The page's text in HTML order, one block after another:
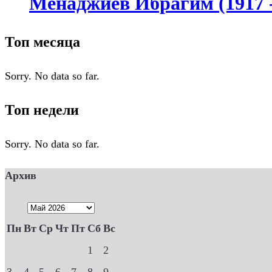
Топ месяца
Sorry. No data so far.
Топ недели
Sorry. No data so far.
Архив
Пн Вт Ср Чт Пт Сб Вс
1
2